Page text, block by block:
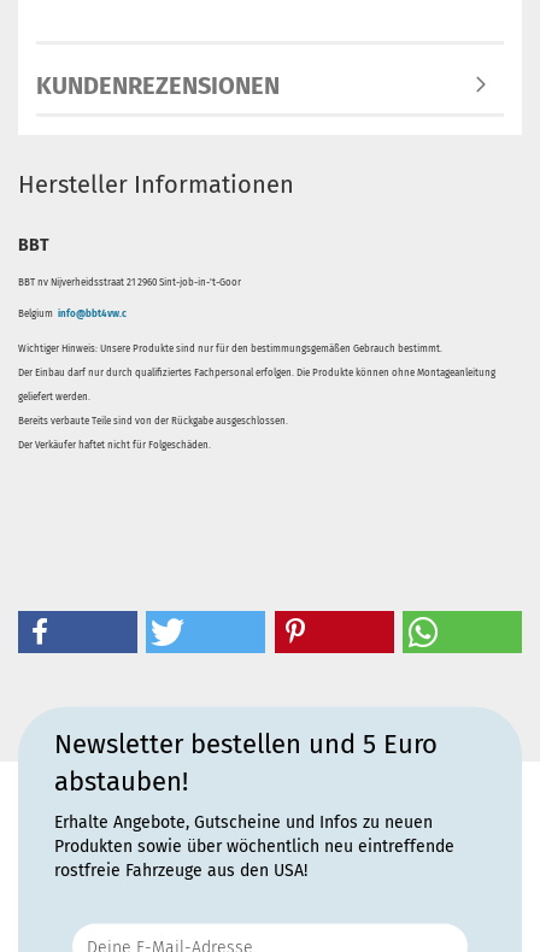
KUNDENREZENSIONEN
Hersteller Informationen
BBT
BBT nv Nijverheidsstraat 21 2960 Sint-job-in-'t-Goor
Belgium info@bbt4vw.c
Wichtiger Hinweis: Unsere Produkte sind nur für den bestimmungsgemäßen Gebrauch bestimmt.
Der Einbau darf nur durch qualifiziertes Fachpersonal erfolgen. Die Produkte können ohne Montageanleitung
geliefert werden.
Bereits verbaute Teile sind von der Rückgabe ausgeschlossen.
Der Verkäufer haftet nicht für Folgeschäden.
Newsletter bestellen und 5 Euro
abstauben!
Erhalte Angebote, Gutscheine und Infos zu neuen
Produkten sowie über wöchentlich neu eintreffende
rostfreie Fahrzeuge aus den USA!